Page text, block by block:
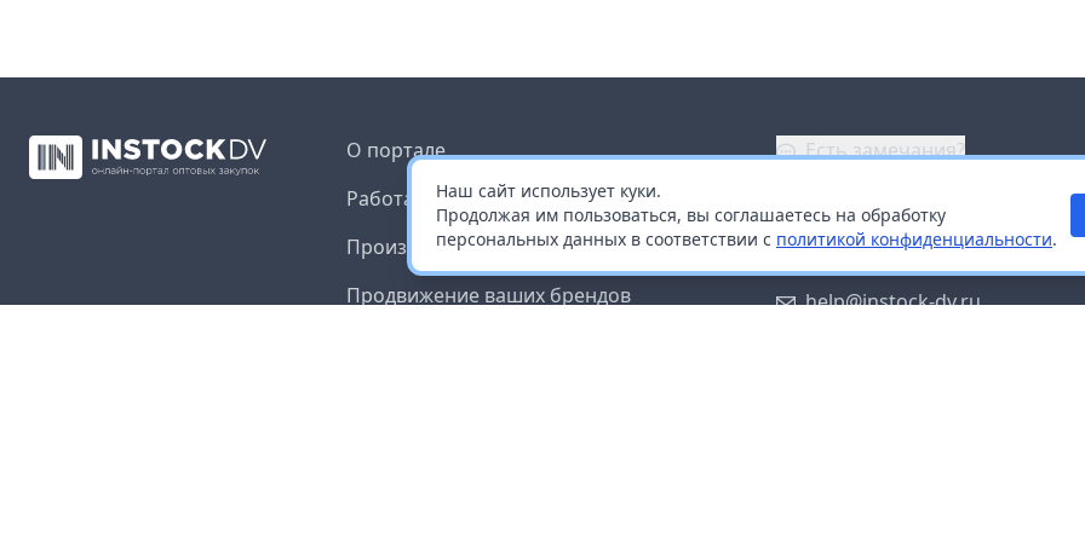
Наш сайт использует куки.
Продолжая им пользоваться, вы соглашаетесь на обработку
персональных данных в соответствии с политикой конфиденциальности.
О портале
Работа с платформой
Производителям и дистрибьюторам
Продвижение ваших брендов
Есть замечания?
Заказать звонок
help@instock-dv.ru